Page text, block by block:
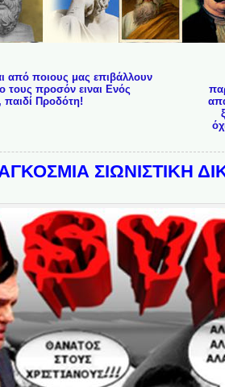
από ποιους μας επιβάλλουν
τους προσόν ειναι Ενός
παιδί Προδότη!
ΣΙΩΝΙΣΤΙΚΗ